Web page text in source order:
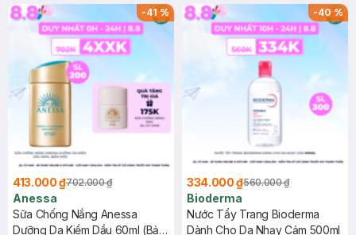
SPF 50+ 20ml (SL Có Hạn)
(SL có hạn)
-41%
413.000 ₫702.000 ₫
Anessa
Sữa Chống Nắng Anessa
Dưỡng Da Kiềm Dầu 60ml (Bản
-40%
334.000 ₫560.000 ₫
Bioderma
Nước Tẩy Trang Bioderma
Dành Cho Da Nhạy Cảm 500ml